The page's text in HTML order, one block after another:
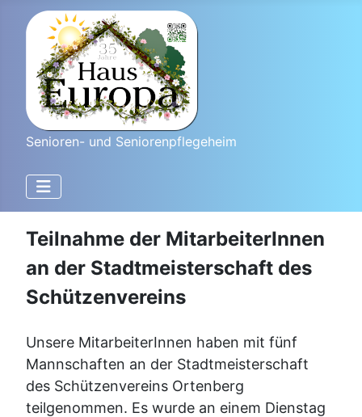
Senioren- und Seniorenpflegeheim
Teilnahme der MitarbeiterInnen
an der Stadtmeisterschaft des
Schützenvereins
Unsere MitarbeiterInnen haben mit fünf
Mannschaften an der Stadtmeisterschaft
des Schützenvereins Ortenberg
teilgenommen. Es wurde an einem Dienstag